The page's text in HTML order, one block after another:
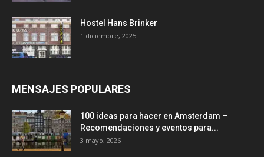
Hostel Hans Brinker
1 diciembre, 2025
MENSAJES POPULARES
100 ideas para hacer en Amsterdam –
Recomendaciones y eventos para...
3 mayo, 2026